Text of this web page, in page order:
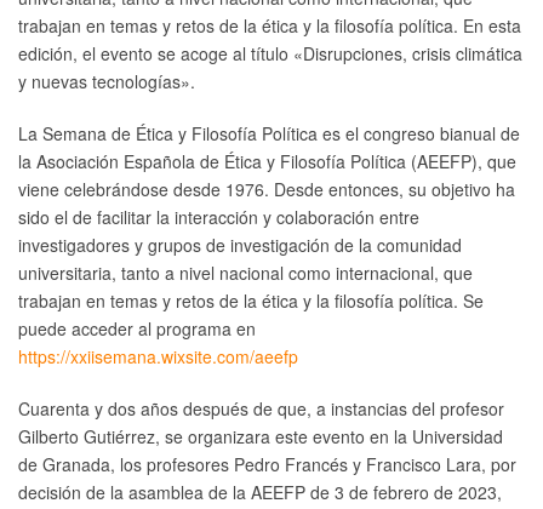
trabajan en temas y retos de la ética y la filosofía política. En esta
edición, el evento se acoge al título «Disrupciones, crisis climática
y nuevas tecnologías».
La Semana de Ética y Filosofía Política es el congreso bianual de
la Asociación Española de Ética y Filosofía Política (AEEFP), que
viene celebrándose desde 1976. Desde entonces, su objetivo ha
sido el de facilitar la interacción y colaboración entre
investigadores y grupos de investigación de la comunidad
universitaria, tanto a nivel nacional como internacional, que
trabajan en temas y retos de la ética y la filosofía política. Se
puede acceder al programa en
https://xxiisemana.wixsite.com/aeefp
Cuarenta y dos años después de que, a instancias del profesor
Gilberto Gutiérrez, se organizara este evento en la Universidad
de Granada, los profesores Pedro Francés y Francisco Lara, por
decisión de la asamblea de la AEEFP de 3 de febrero de 2023,